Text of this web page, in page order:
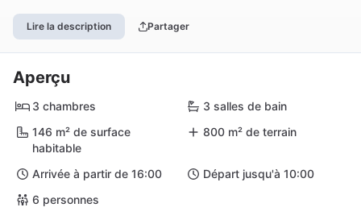
Lire la description Partager
Aperçu
3 chambres
3 salles de bain
146 m² de surface
habitable
800 m² de terrain
Arrivée à partir de 16:00
Départ jusqu'à 10:00
6 personnes